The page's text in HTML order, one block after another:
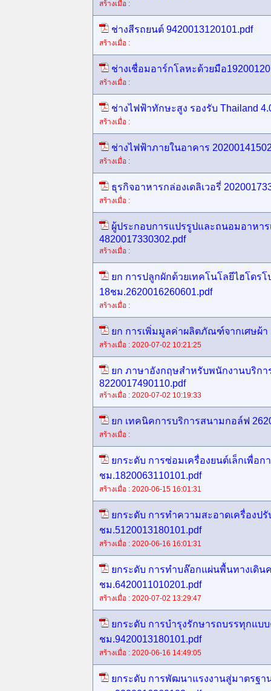
สร้างเมื่อ :
ช่างสีรถยนต์ 9420013120101.pdf
สร้างเมื่อ :
ช่างเชื่อมอาร์กโลหะด้วยมือ
สร้างเมื่อ :
ช่างไฟฟ้าทักษะสูง รองรับ Thailand
สร้างเมื่อ :
ช่างไฟฟ้าภายในอาคาร
สร้างเมื่อ :
ธุรกิจอาหารกล่องเดลิเวอรี่
สร้างเมื่อ :
ผู้ประกอบการแปรรูปและถนอมอาหา
4820017330302.pdf
สร้างเมื่อ :
ยก การปลูกผักด้วยเทคโนโลยีไฮโดร
18ชม.2620016260601.pdf
สร้างเมื่อ :
ยก การเพิ่มมูลค่าผลิตภัณฑ์จากเศษผ้า
สร้างเมื่อ : 2020-07-02 10:21:25
ยก ภาษาอังกฤษสำหรับพนักงานบริกา
8220017490110.pdf
สร้างเมื่อ : 2020-07-02 10:19:33
ยก เทคนิคการบริการสนามกอล์ฟ
สร้างเมื่อ :
ยกระดับ การซ่อมเครื่องยนต์เล็กเพื่อก
ชม.1820063110101.pdf
สร้างเมื่อ : 2020-06-15 16:01:31
ยกระดับ การทำความสะอาดเครื่องป
ชม.5120013180101.pdf
สร้างเมื่อ : 2020-06-16 16:01:31
ยกระดับ การทำบล๊อกแผ่นพื้นทางเดิน
ชม.6420011010201.pdf
สร้างเมื่อ : 2020-07-02 13:29:47
ยกระดับ การบำรุงรักษารถบรรทุกแ
ชม.9420013180101.pdf
สร้างเมื่อ : 2020-06-16 14:49:05
ยกระดับ การพัฒนาแรงงานสู่มาตรฐา